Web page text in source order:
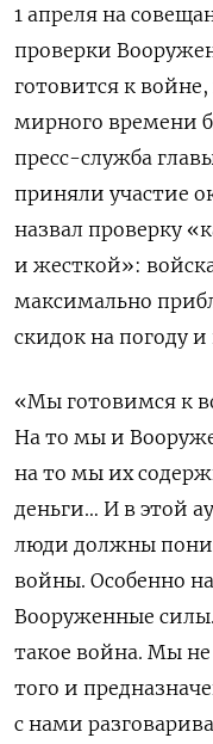
1 апреля на
проверки
готовится к
мирного времени
пресс-служба
приняли участие
назвал проверку
и жесткой»:
максимально
скидок на погоду и
«Мы готовимся к
На то мы и
на то мы их
деньги… И в этой
люди должны
войны. Особенно
Вооруженные
такое война. Мы
того и
с нами